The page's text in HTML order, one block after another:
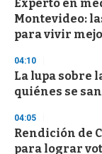
s
Experto en
Montevideo:
para vivir
04:10
La lupa sobre
quiénes se
04:05
Rendición de
para lograr